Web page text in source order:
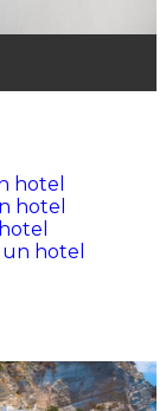
hotel
hotel
hotel